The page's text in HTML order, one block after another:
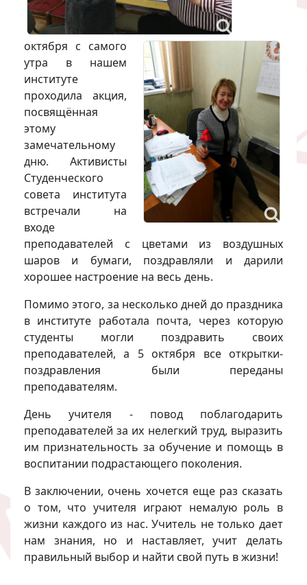
октября с самого
утра в нашем
институте
проходила акция,
посвящённая
этому
замечательному
дню. Активисты
Студенческого
совета института
встречали на
входе
преподавателей с цветами из воздушных
шаров и бумаги, поздравляли и дарили
хорошее настроение на весь день.
Помимо этого, за несколько дней до праздника
в институте работала почта, через которую
студенты могли поздравить своих
преподавателей, а 5 октября все открытки-
поздравления были переданы
преподавателям.
День учителя - повод поблагодарить
преподавателей за их нелегкий труд, выразить
им признательность за обучение и помощь в
воспитании подрастающего поколения.
В заключении, очень хочется еще раз сказать
о том, что учителя играют немалую роль в
жизни каждого из нас. Учитель не только дает
нам знания, но и наставляет, учит делать
правильный выбор и найти свой путь в жизни!